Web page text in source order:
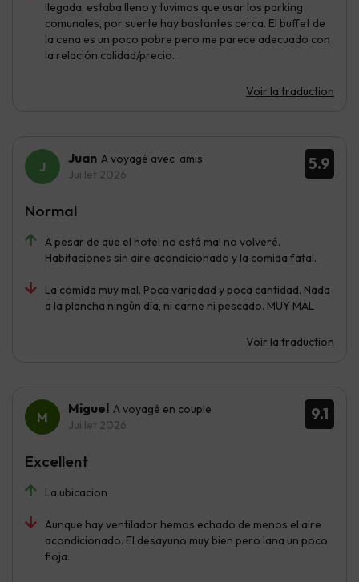
llegada, estaba lleno y tuvimos que usar los parking
comunales, por suerte hay bastantes cerca. El buffet de
la cena es un poco pobre pero me parece adecuado con
la relación calidad/precio.
Voir la traduction
5.9
Juan A voyagé avec amis
Juillet 2026
A pesar de que el hotel no está mal no volveré.
Habitaciones sin aire acondicionado y la comida fatal.
La comida muy mal. Poca variedad y poca cantidad. Nada
a la plancha ningún día, ni carne ni pescado. MUY MAL
Voir la traduction
Normal
9.1
Miguel A voyagé en couple
Juillet 2026
La ubicacion
Aunque hay ventilador hemos echado de menos el aire
acondicionado. El desayuno muy bien pero lana un poco
floja.
Excellent